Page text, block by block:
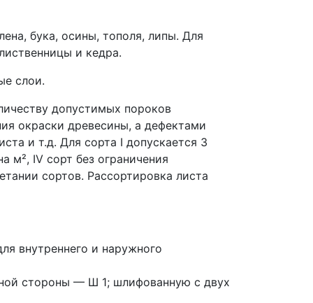
бука, осины, тополя, липы. Для
и кедра.
слои.
допустимых пороков
окраски древесины, а дефектами
и т.д. Для сорта I допускается 3
м², IV сорт без ограничения
сортов. Рассортировка листа
внутреннего и наружного
стороны — Ш 1; шлифованную с двух